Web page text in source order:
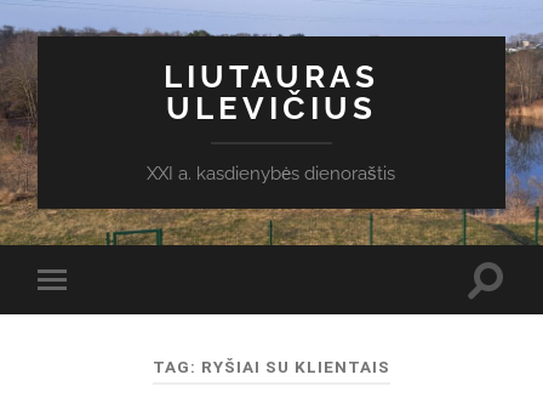
LIUTAURAS
ULEVIČIUS
XXI a. kasdienybės dienoraštis
Toggle
mobile
TAG: RYŠIAI SU KLIENTAIS